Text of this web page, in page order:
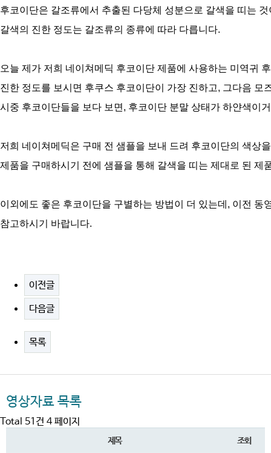
후코이단은 갈조류에서 추출된 다당체 성분으로 갈색을 띠는
갈색의 진한 정도는 갈조류의 종류에 따라 다릅니다.
오늘 제가 저희 네이쳐메딕 후코이단 제품에 사용하는 미역귀
진한 정도를 보시면 후쿠스 후코이단이 가장 진하고, 그다음
시중 후코이단들을 보다 보면, 후코이단 분말 상태가 하얀색이
저희 네이쳐메딕은 구매 전 샘플을 보내 드려 후코이단의 색상
제품을 구매하시기 전에 샘플을 통해 갈색을 띠는 제대로 된 제
이외에도 좋은 후코이단을 구별하는 방법이 더 있는데, 이전
참고하시기 바랍니다.
이전글
다음글
목록
영상자료 목록
Total 51건 4 페이지
제목 조회